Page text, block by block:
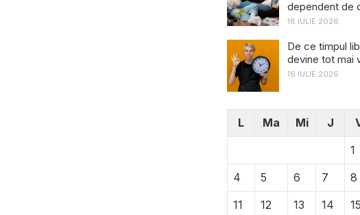
dependent de
18 IULIE 2026
De ce timpul
devine tot mai
16 IULIE 2026
L Ma Mi J
1
4
5 6 7 8
11
12 13 14 15